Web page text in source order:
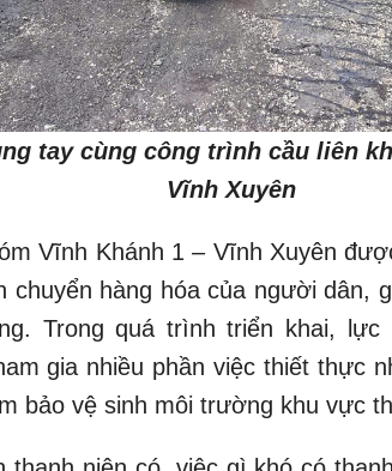
tay cùng công trình cầu liên
Vĩnh Xuyên
Vĩnh Khánh 1 – Vĩnh Xuyên
chuyển hàng hóa của người dân,
Trong quá trình triển khai, lực
gia nhiều phần việc thiết thực
bảo vệ sinh môi trường khu vực